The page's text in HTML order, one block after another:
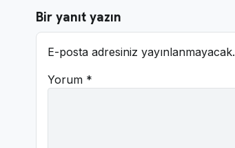
Bir yanıt yazın
E-posta adresiniz yayınlanmayacak.
Yorum *